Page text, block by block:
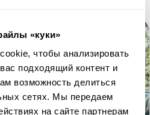
«куки»
чтобы анализировать
подходящий контент и
возможность делиться
сетях. Мы передаем
на сайте партнерам